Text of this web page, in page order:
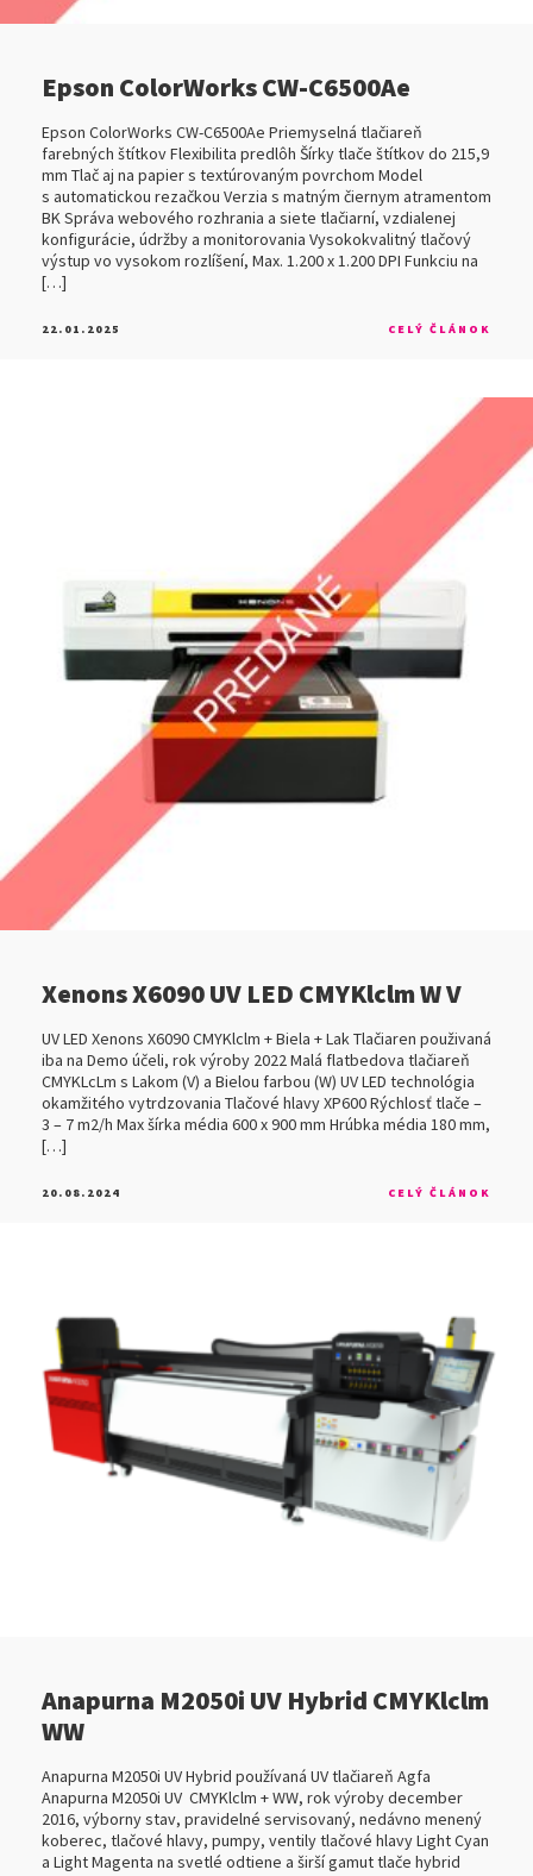
Epson ColorWorks CW-C6500Ae
Epson ColorWorks CW-C6500Ae Priemyselná tlačiareň
farebných štítkov Flexibilita predlôh Šírky tlače štítkov do 215,9
mm Tlač aj na papier s textúrovaným povrchom Model
s automatickou rezačkou Verzia s matným čiernym atramentom
BK Správa webového rozhrania a siete tlačiarní, vzdialenej
konfigurácie, údržby a monitorovania Vysokokvalitný tlačový
výstup vo vysokom rozlíšení, Max. 1.200 x 1.200 DPI Funkciu na
[…]
22.01.2025 CELÝ ČLÁNOK
Xenons X6090 UV LED CMYKlclm W V
UV LED Xenons X6090 CMYKlclm + Biela + Lak Tlačiaren použivaná
iba na Demo účeli, rok výroby 2022 Malá flatbedova tlačiareň
CMYKLcLm s Lakom (V) a Bielou farbou (W) UV LED technológia
okamžitého vytrdzovania Tlačové hlavy XP600 Rýchlosť tlače –
3 – 7 m2/h Max šírka média 600 x 900 mm Hrúbka média 180 mm,
[…]
20.08.2024 CELÝ ČLÁNOK
Anapurna M2050i UV Hybrid CMYKlclm
WW
Anapurna M2050i UV Hybrid používaná UV tlačiareň Agfa
Anapurna M2050i UV CMYKlclm + WW, rok výroby december
2016, výborny stav, pravidelné servisovaný, nedávno menený
koberec, tlačové hlavy, pumpy, ventily tlačové hlavy Light Cyan
a Light Magenta na svetlé odtiene a širší gamut tlače hybrid